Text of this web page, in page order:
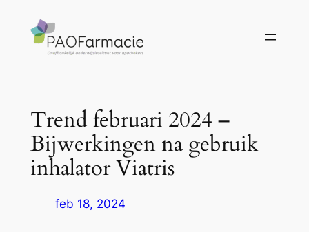
Trend februari 2024 –
Bijwerkingen na gebruik
inhalator Viatris
feb 18, 2024